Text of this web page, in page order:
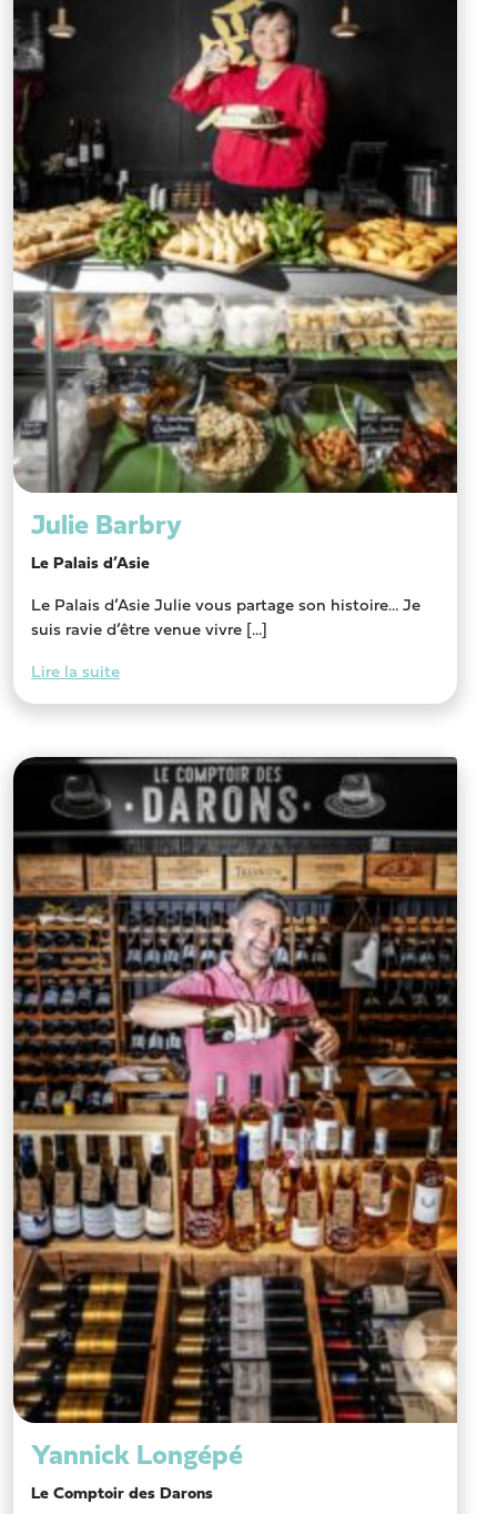
Julie Barbry
Le Palais d’Asie
Le Palais d’Asie Julie vous partage son histoire… Je
suis ravie d’être venue vivre [...]
Lire la suite
Yannick Longépé
Le Comptoir des Darons